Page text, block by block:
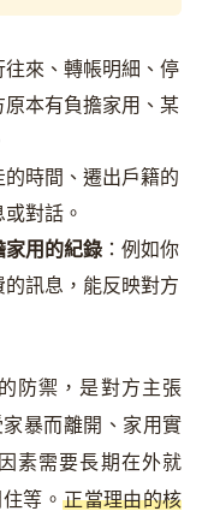
往來、轉帳明細、停
原本有負擔家用、某
的時間、遷出戶籍的
對話。
家用的紀錄：例如你
訊息，能反映對方
防禦，是對方主張
暴而離開、家用實
素需要長期在外就
等。 正當理由的核